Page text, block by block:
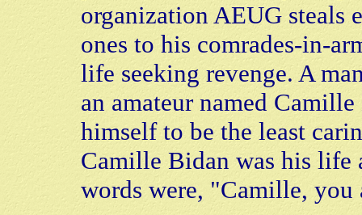
organization AEUG steals
ones to his comrades-in-
life seeking revenge. A
an amateur named
himself to be the least
Camille Bidan was his life
words were, "Camille, you